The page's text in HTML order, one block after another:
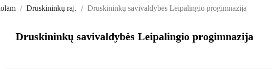
Druskininkų raj. Druskininkų savivaldybės Leipalingio progimnazija
Druskininkų savivaldybės Leipalingio progimnazija